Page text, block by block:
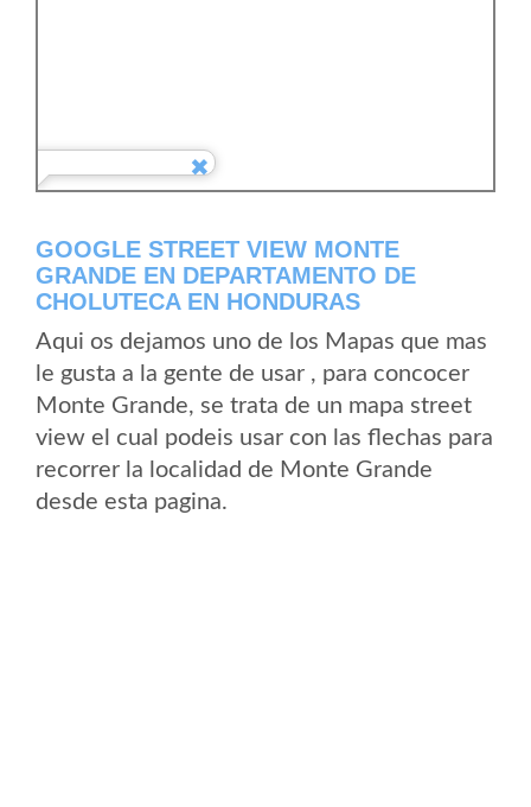
GOOGLE STREET VIEW MONTE
GRANDE EN DEPARTAMENTO DE
CHOLUTECA EN HONDURAS
Aqui os dejamos uno de los Mapas que mas
le gusta a la gente de usar , para concocer
Monte Grande, se trata de un mapa street
view el cual podeis usar con las flechas para
recorrer la localidad de Monte Grande
desde esta pagina.